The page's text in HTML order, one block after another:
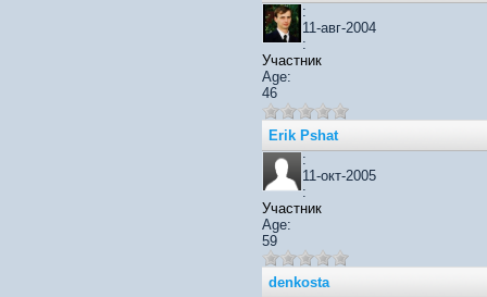
:
11-авг-2004
:
Участник
Age:
46
Erik Pshat
:
11-окт-2005
:
Участник
Age:
59
denkosta